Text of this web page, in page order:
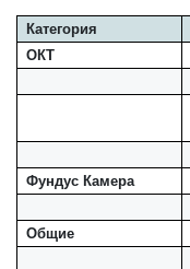
Категория
ОКТ
Фундус Камера
Общие